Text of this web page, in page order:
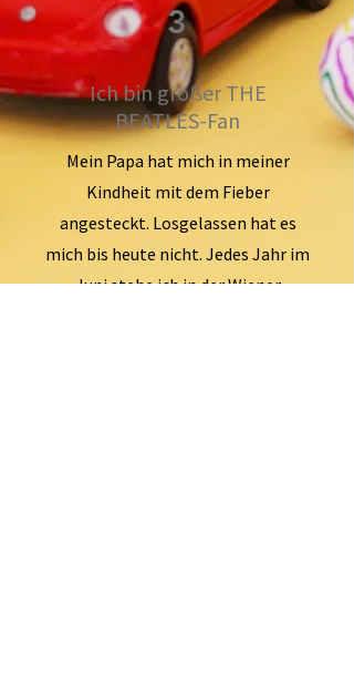
3
Ich bin großer THE
BEATLES-Fan
Mein Papa hat mich in meiner
Kindheit mit dem Fieber
angesteckt. Losgelassen hat es
mich bis heute nicht. Jedes Jahr im
Juni stehe ich in der Wiener